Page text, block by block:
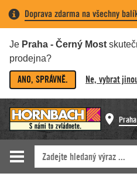
Doprava zdarma na všechny
Je Praha - Černý Most
prodejna?
ANO, SPRÁVNĚ. Ne, vybrat